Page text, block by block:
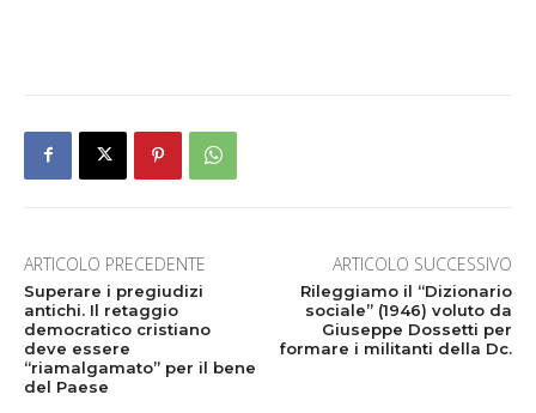
ARTICOLO PRECEDENTE
Superare i pregiudizi
antichi. Il retaggio
democratico cristiano
deve essere
“riamalgamato” per il bene
del Paese
ARTICOLO SUCCESSIVO
Rileggiamo il “Dizionario
sociale” (1946) voluto da
Giuseppe Dossetti per
formare i militanti della Dc.